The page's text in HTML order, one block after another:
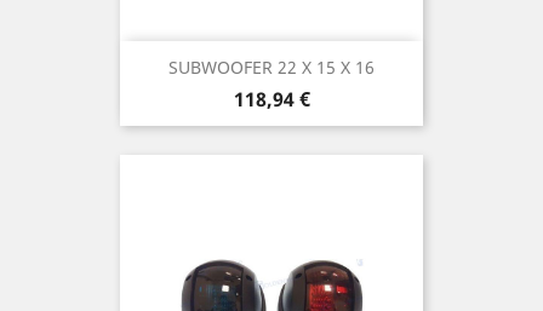
SUBWOOFER 22 X 15 X 16
Prix
118,94 €